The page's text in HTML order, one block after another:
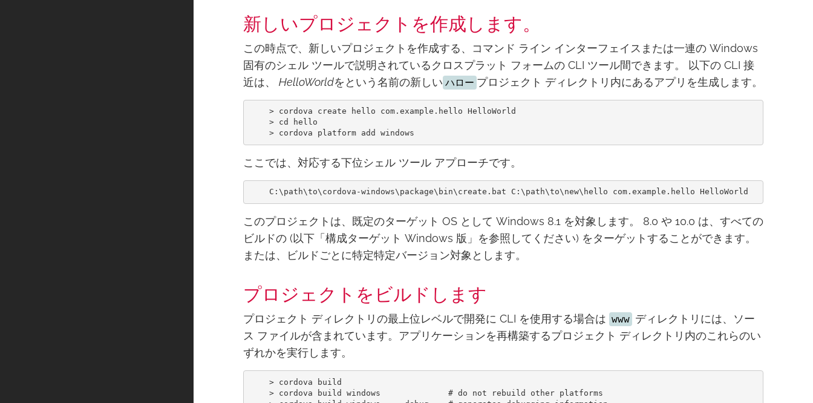
新しいプロジェクトを作成します。
この時点で、新しいプロジェクトを作成する、コマンド ライン インターフェイスまたは一連の Windows
固有のシェル ツールで説明されているクロスプラット フォームの CLI ツール間できます。 以下の CLI 接
近は、 HelloWorldをという名前の新しい ハロー プロジェクト ディレクトリ内にあるアプリを生成します。
    > cordova create hello com.example.hello HelloWorld
    > cd hello
ここでは、対応する下位シェル ツール アプローチです。
このプロジェクトは、既定のターゲット OS として Windows 8.1 を対象します。 8.0 や 10.0 は、すべての
ビルドの (以下「構成ターゲット Windows 版」を参照してください) をターゲットすることができます。
または、ビルドごとに特定特定バージョン対象とします。
プロジェクトをビルドします
プロジェクト ディレクトリの最上位レベルで開発に CLI を使用する場合は www ディレクトリには、ソー
ス ファイルが含まれています。アプリケーションを再構築するプロジェクト ディレクトリ内のこれらのい
ずれかを実行します。
    > cordova build
    > cordova build windows              # do not rebuild other platforms